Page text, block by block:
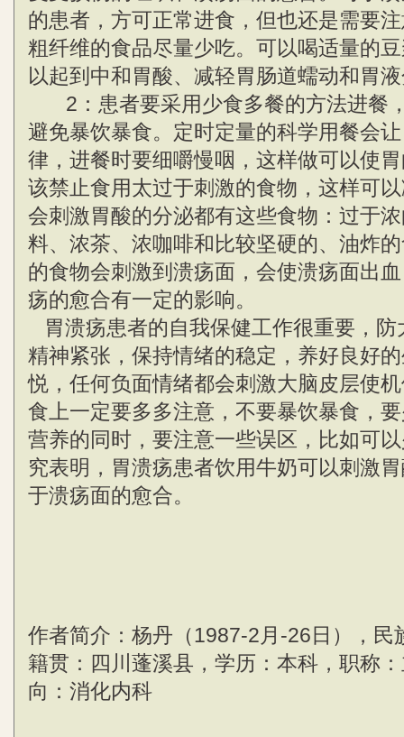
的患者，方可正常进食，但也还是需要
粗纤维的食品尽量少吃。可以喝适量的
以起到中和胃酸、减轻胃肠道蠕动和胃
2：患者要采用少食多餐的方法进餐
避免暴饮暴食。定时定量的科学用餐会
律，进餐时要细嚼慢咽，这样做可以使
该禁止食用太过于刺激的食物，这样可
会刺激胃酸的分泌都有这些食物：过于
料、浓茶、浓咖啡和比较坚硬的、油炸
的食物会刺激到溃疡面，会使溃疡面出
疡的愈合有一定的影响。
胃溃疡患者的自我保健工作很重要，防
精神紧张，保持情绪的稳定，养好良好
悦，任何负面情绪都会刺激大脑皮层使
食上一定要多多注意，不要暴饮暴食，
营养的同时，要注意一些误区，比如可
究表明，胃溃疡患者饮用牛奶可以刺激
于溃疡面的愈合。
作者简介：杨丹（1987-2月-26日），民
籍贯：四川蓬溪县，学历：本科，职称
向：消化内科